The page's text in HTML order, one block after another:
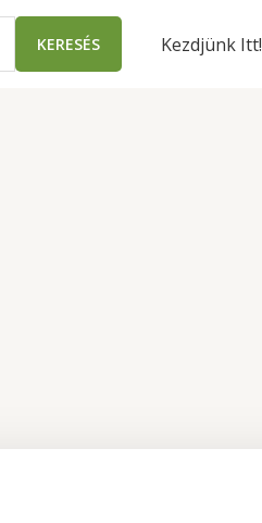
KERESÉS Kezdjünk Itt!